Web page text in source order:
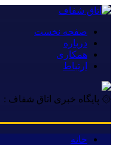
صفحه نخست
درباره
همکاری
ارتباط
۞ پایگاه خبری اتاق شفاف :
خانه